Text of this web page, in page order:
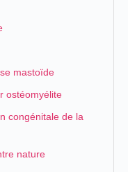
mastoïde
ostéomyélite
congénitale de la
nature